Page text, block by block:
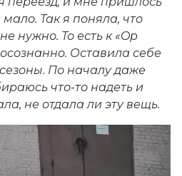
Так я поняла, что
нужно. То есть к «Op
Оставила себе
По началу даже
что-то надеть и
не отдала ли эту вещь.